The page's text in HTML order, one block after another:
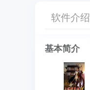
软件介绍
基本简介